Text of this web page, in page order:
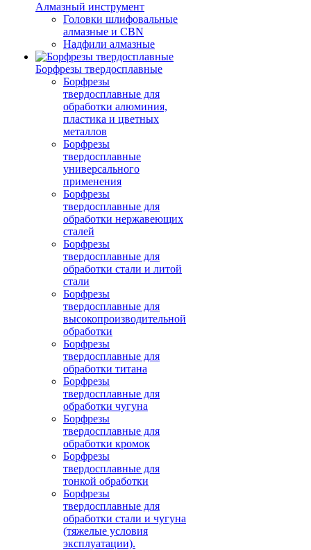
Алмазный инструмент
Головки шлифовальные
алмазные и CBN
Надфили алмазные
Борфрезы твердосплавные
Борфрезы
твердосплавные для
обработки алюминия,
пластика и цветных
металлов
Борфрезы
твердосплавные
универсального
применения
Борфрезы
твердосплавные для
обработки нержавеющих
сталей
Борфрезы
твердосплавные для
обработки стали и литой
стали
Борфрезы
твердосплавные для
высокопроизводительной
обработки
Борфрезы
твердосплавные для
обработки титана
Борфрезы
твердосплавные для
обработки чугуна
Борфрезы
твердосплавные для
обработки кромок
Борфрезы
твердосплавные для
тонкой обработки
Борфрезы
твердосплавные для
обработки стали и чугуна
(тяжелые условия
эксплуатации).